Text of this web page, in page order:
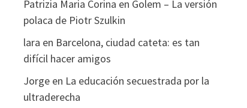
Patrizia Maria Corina en Golem – La versión
polaca de Piotr Szulkin
lara en Barcelona, ciudad cateta: es tan
difícil hacer amigos
Jorgeen La educación secuestrada por la
ultraderecha